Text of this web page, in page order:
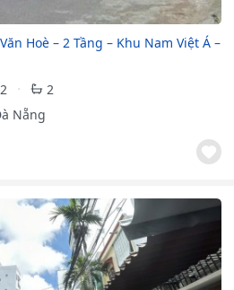
Hoè – 2 Tầng – Khu Nam Việt Á –
2
2
Nẵng